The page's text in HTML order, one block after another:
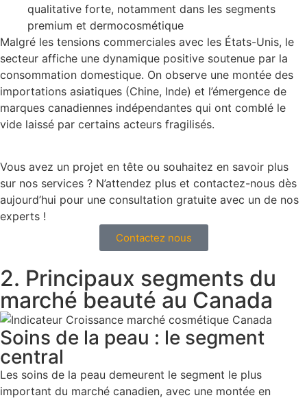
qualitative forte, notamment dans les segments
premium et dermocosmétique
Malgré les tensions commerciales avec les États-Unis, le
secteur affiche une dynamique positive soutenue par la
consommation domestique. On observe une montée des
importations asiatiques (Chine, Inde) et l’émergence de
marques canadiennes indépendantes qui ont comblé le
vide laissé par certains acteurs fragilisés.
Vous avez un projet en tête ou souhaitez en savoir plus
sur nos services ? N’attendez plus et contactez-nous dès
aujourd’hui pour une consultation gratuite avec un de nos
experts !
Contactez nous
2. Principaux segments du
marché beauté au Canada
Soins de la peau : le segment
central
Les soins de la peau demeurent le segment le plus
important du marché canadien, avec une montée en